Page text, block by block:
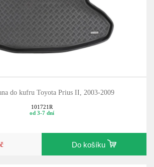
do kufru Toyota Prius II, 2003-2009
101721R
od 3-7 dní
Do košíku